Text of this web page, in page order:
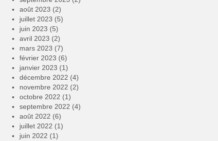
août 2023 (2)
juillet 2023 (5)
juin 2023 (5)
avril 2023 (2)
mars 2023 (7)
février 2023 (6)
janvier 2023 (1)
décembre 2022 (4)
novembre 2022 (2)
octobre 2022 (1)
septembre 2022 (4)
août 2022 (6)
juillet 2022 (1)
juin 2022 (1)